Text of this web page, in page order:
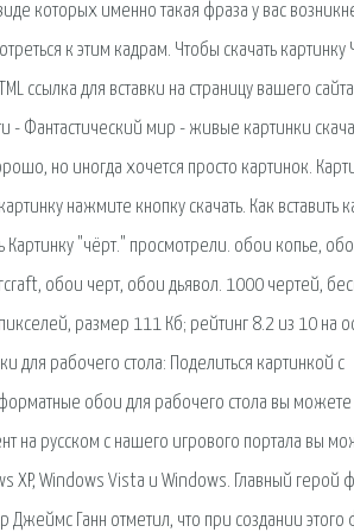
которых именно такая фраза у вас
к этим кадрам. Чтобы скачать картинку
ссылка для вставки на страницу вашего
Фантастический мир - живые картинки
но иногда хочется просто картинок.
нажмите кнопку скачать. Как вставить
"чёрт." просмотрели. обои копье,
обои черт, обои дьявол. 1000 чертей,
размер 111 Кб; рейтинг 8.2 из 10 на
для рабочего стола: Поделиться картинкой с
обои для рабочего стола вы можете
на русском с нашего игрового портала вы
XP, Windows Vista и Windows. Главный герой
Джеймс Ганн отметил, что при создании этого